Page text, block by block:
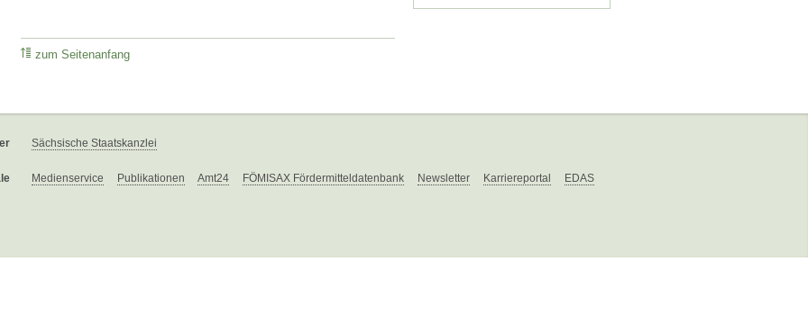
zum Seitenanfang
Sächsische Staatskanzlei
Medienservice Publikationen Amt24 FÖMISAX Fördermitteldatenbank Newsletter Karriereportal EDAS